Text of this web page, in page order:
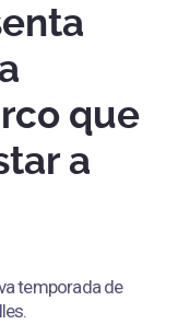
que
a
temporada de